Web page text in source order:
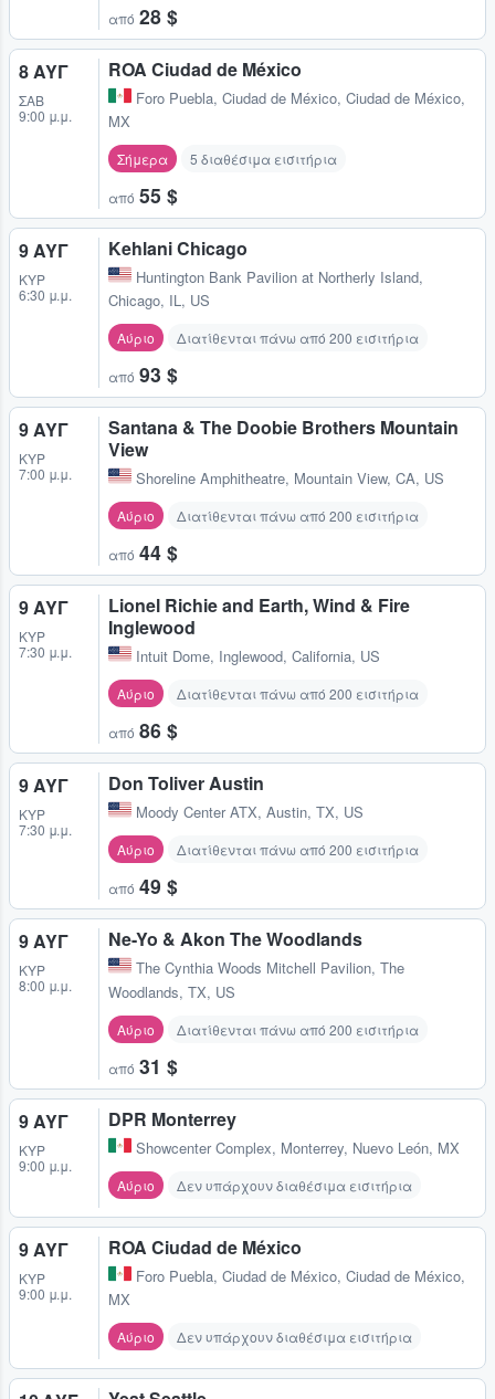
από 28 $
8 ΑΥΓ
ΣΆΒ
9:00 μ.μ.
ROA Ciudad de México
Foro Puebla, Ciudad de México, Ciudad de México,
MX
Σήμερα 5 διαθέσιμα εισιτήρια
από 55 $
9 ΑΥΓ
ΚΥΡ
6:30 μ.μ.
Kehlani Chicago
Huntington Bank Pavilion at Northerly Island,
Chicago, IL, US
Αύριο Διατίθενται πάνω από 200 εισιτήρια
από 93 $
9 ΑΥΓ
ΚΥΡ
7:00 μ.μ.
Santana & The Doobie Brothers Mountain
View
Shoreline Amphitheatre, Mountain View, CA, US
Αύριο Διατίθενται πάνω από 200 εισιτήρια
από 44 $
9 ΑΥΓ
ΚΥΡ
7:30 μ.μ.
Lionel Richie and Earth, Wind & Fire
Inglewood
Intuit Dome, Inglewood, California, US
Αύριο Διατίθενται πάνω από 200 εισιτήρια
από 86 $
9 ΑΥΓ
ΚΥΡ
7:30 μ.μ.
Don Toliver Austin
Moody Center ATX, Austin, TX, US
Αύριο Διατίθενται πάνω από 200 εισιτήρια
από 49 $
9 ΑΥΓ
ΚΥΡ
8:00 μ.μ.
Ne-Yo & Akon The Woodlands
The Cynthia Woods Mitchell Pavilion, The
Woodlands, TX, US
Αύριο Διατίθενται πάνω από 200 εισιτήρια
από 31 $
9 ΑΥΓ
ΚΥΡ
9:00 μ.μ.
DPR Monterrey
Showcenter Complex, Monterrey, Nuevo León, MX
Αύριο Δεν υπάρχουν διαθέσιμα εισιτήρια
9 ΑΥΓ
ΚΥΡ
9:00 μ.μ.
ROA Ciudad de México
Foro Puebla, Ciudad de México, Ciudad de México,
MX
Αύριο Δεν υπάρχουν διαθέσιμα εισιτήρια